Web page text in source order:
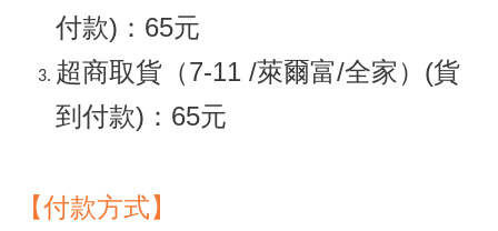
付款)：65元
超商取貨（7-11 /萊爾富/全家）(貨
到付款)：65元
【付款方式】